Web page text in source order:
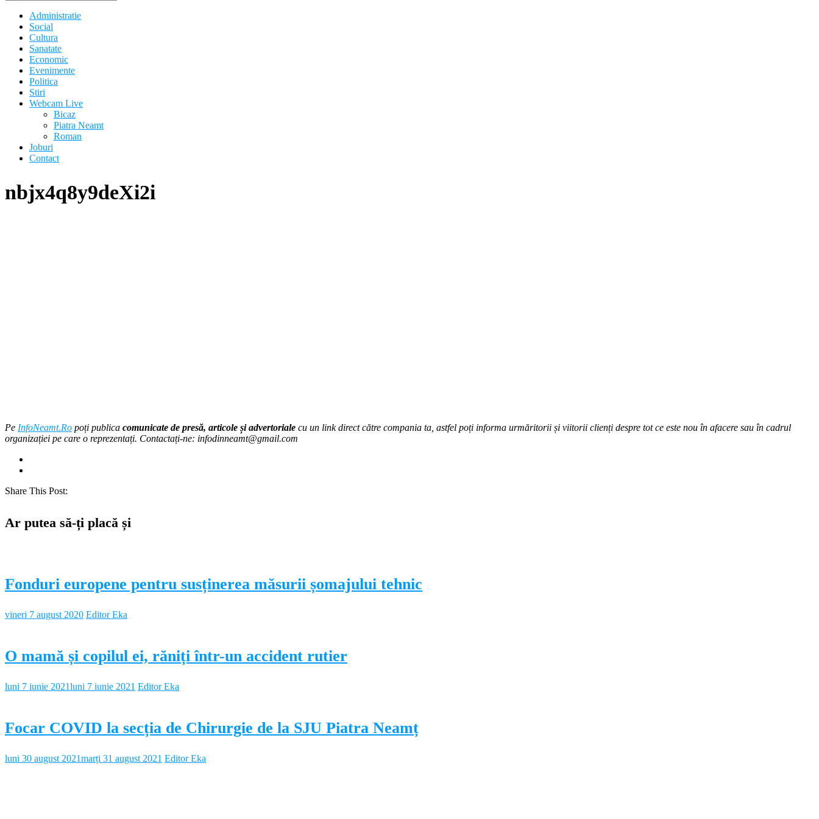
Administratie
Social
Cultura
Sanatate
Economic
Evenimente
Politica
Stiri
Webcam Live
Bicaz
Piatra Neamt
Roman
Joburi
Contact
nbjx4q8y9deXi2i
Pe InfoNeamt.Ro poți publica comunicate de presă, articole și advertoriale cu un link direct către compania ta, astfel poți informa urmăritorii și viitorii clienți despre tot ce este nou în afacere sau în cadrul
organizației pe care o reprezentați. Contactați-ne: infodinneamt@gmail.com
Share This Post:
Ar putea să-ți placă și
Fonduri europene pentru susținerea măsurii șomajului tehnic
vineri 7 august 2020 Editor Eka
O mamă și copilul ei, răniți într-un accident rutier
luni 7 iunie 2021luni 7 iunie 2021 Editor Eka
Focar COVID la secția de Chirurgie de la SJU Piatra Neamț
luni 30 august 2021marți 31 august 2021 Editor Eka